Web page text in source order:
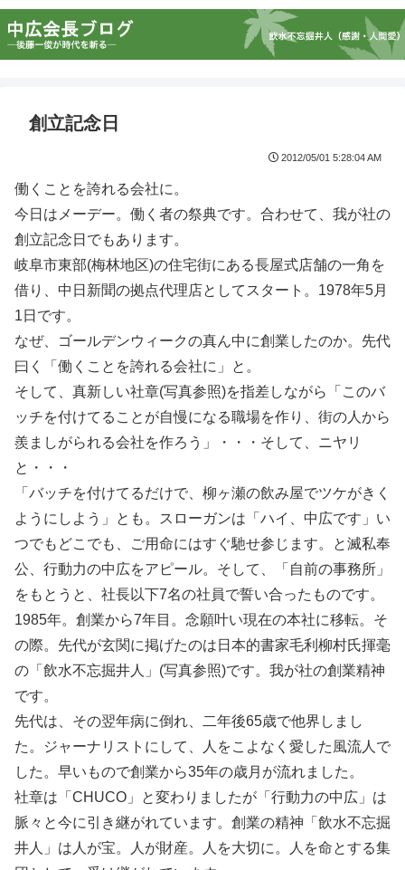
創立記念日
2012/05/01 5:28:04 AM
働くことを誇れる会社に。
今日はメーデー。働く者の祭典です。合わせて、我が社の
創立記念日でもあります。
岐阜市東部(梅林地区)の住宅街にある長屋式店舗の一角を
借り、中日新聞の拠点代理店としてスタート。1978年5月
1日です。
なぜ、ゴールデンウィークの真ん中に創業したのか。先代
曰く「働くことを誇れる会社に」と。
そして、真新しい社章(写真参照)を指差しながら「このバ
ッチを付けてることが自慢になる職場を作り、街の人から
羨ましがられる会社を作ろう」・・・そして、ニヤリ
と・・・
「バッチを付けてるだけで、柳ヶ瀬の飲み屋でツケがきく
ようにしよう」とも。スローガンは「ハイ、中広です」い
つでもどこでも、ご用命にはすぐ馳せ参じます。と滅私奉
公、行動力の中広をアピール。そして、「自前の事務所」
をもとうと、社長以下7名の社員で誓い合ったものです。
1985年。創業から7年目。念願叶い現在の本社に移転。そ
の際。先代が玄関に掲げたのは日本的書家毛利柳村氏揮毫
の「飲水不忘掘井人」(写真参照)です。我が社の創業精神
です。
先代は、その翌年病に倒れ、二年後65歳で他界しまし
た。ジャーナリストにして、人をこよなく愛した風流人で
した。早いもので創業から35年の歳月が流れました。
社章は「CHUCO」と変わりましたが「行動力の中広」は
脈々と今に引き継がれています。創業の精神「飲水不忘掘
井人」は人が宝。人が財産。人を大切に。人を命とする集